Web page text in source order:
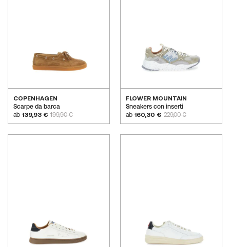
COPENHAGEN
Scarpe da barca
ab 139,93 € 199,90 €
FLOWER MOUNTAIN
Sneakers con inserti
ab 160,30 € 229,00 €